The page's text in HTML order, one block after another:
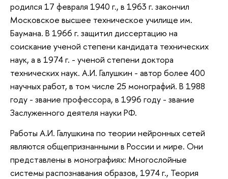
родился 17 февраля 1940 г., в 1963 г. закончил
Московское высшее техническое училище им.
Баумана. В 1966 г. защитил диссертацию на
соискание ученой степени кандидата технических
наук, а в 1974 г. - ученой степени доктора
технических наук. А.И. Галушкин - автор более 400
научных работ, в том числе 25 монографий. В 1988
году - звание профессора, в 1996 году - звание
Заслуженного деятеля науки РФ.
Работы А.И. Галушкина по теории нейронных сетей
являются общепризнанными в России и мире. Они
представлены в монографиях: Многослойные
системы распознавания образов, 1974 г., Теория